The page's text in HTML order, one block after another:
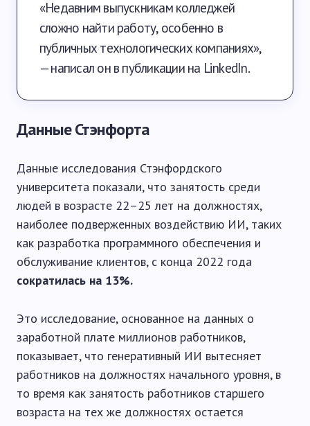
«Недавним выпускникам колледжей
сложно найти работу, особенно в
публичных технологических компаниях»,
— написал он в публикации на LinkedIn.
Данные Стэнфорта
Данные исследования Стэнфордского
университета показали, что занятость среди
людей в возрасте 22–25 лет на должностях,
наиболее подверженных воздействию ИИ, таких
как разработка программного обеспечения и
обслуживание клиентов, с конца 2022 года
сократилась на 13%.
Это исследование, основанное на данных о
заработной плате миллионов работников,
показывает, что генеративный ИИ вытесняет
работников на должностях начального уровня, в
то время как занятость работников старшего
возраста на тех же должностях остается